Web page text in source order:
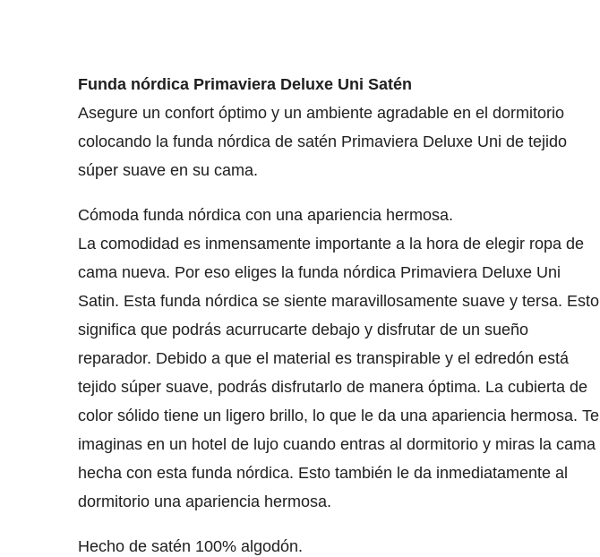
Funda nórdica Primaviera Deluxe Uni Satén
Asegure un confort óptimo y un ambiente agradable en el dormitorio
colocando la funda nórdica de satén Primaviera Deluxe Uni de tejido
súper suave en su cama.
Cómoda funda nórdica con una apariencia hermosa.
La comodidad es inmensamente importante a la hora de elegir ropa de
cama nueva. Por eso eliges la funda nórdica Primaviera Deluxe Uni
Satin. Esta funda nórdica se siente maravillosamente suave y tersa. Esto
significa que podrás acurrucarte debajo y disfrutar de un sueño
reparador. Debido a que el material es transpirable y el edredón está
tejido súper suave, podrás disfrutarlo de manera óptima. La cubierta de
color sólido tiene un ligero brillo, lo que le da una apariencia hermosa. Te
imaginas en un hotel de lujo cuando entras al dormitorio y miras la cama
hecha con esta funda nórdica. Esto también le da inmediatamente al
dormitorio una apariencia hermosa.
Hecho de satén 100% algodón.